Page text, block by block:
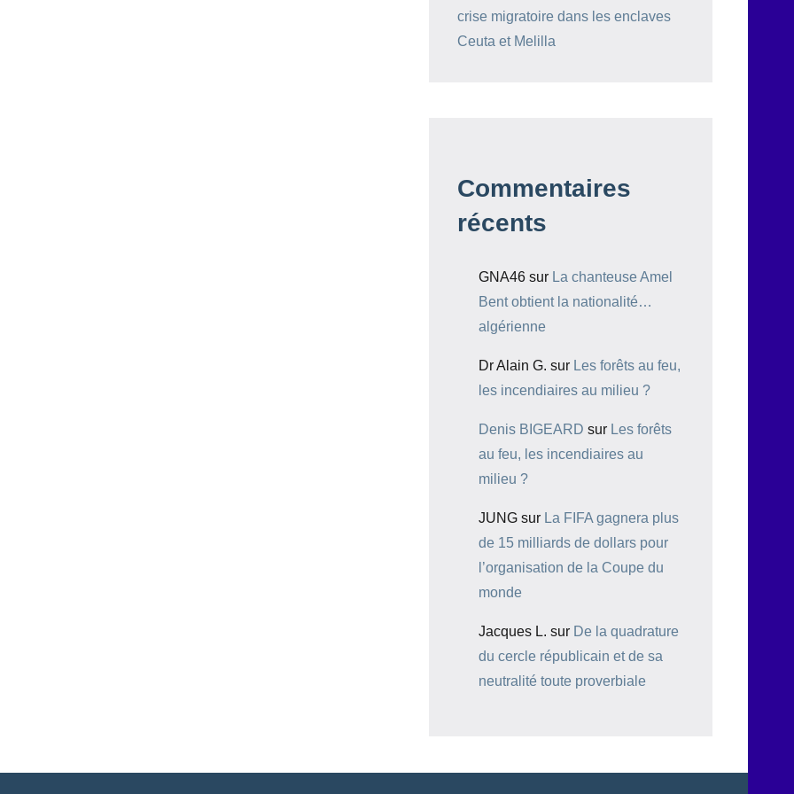
crise migratoire dans les enclaves
Ceuta et Melilla
Commentaires
récents
GNA46 sur La chanteuse Amel
Bent obtient la nationalité…
algérienne
Dr Alain G. sur Les forêts au feu,
les incendiaires au milieu ?
Denis BIGEARD sur Les forêts
au feu, les incendiaires au
milieu ?
JUNG sur La FIFA gagnera plus
de 15 milliards de dollars pour
l’organisation de la Coupe du
monde
Jacques L. sur De la quadrature
du cercle républicain et de sa
neutralité toute proverbiale